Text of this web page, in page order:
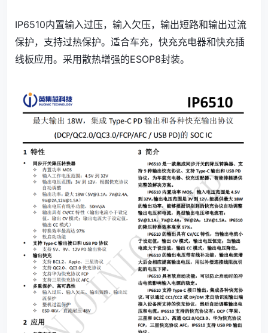
IP6510内置输入过压，输入欠压，输出短路和输出过流
保护，支持过热保护。适合车充，快充充电器和快充插
线板应用。采用散热增强的ESOP8封装。